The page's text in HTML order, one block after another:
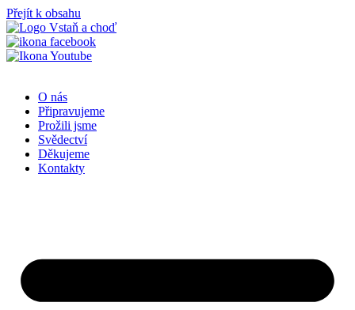
Přejít k obsahu
O nás
Připravujeme
Prožili jsme
Svědectví
Děkujeme
Kontakty